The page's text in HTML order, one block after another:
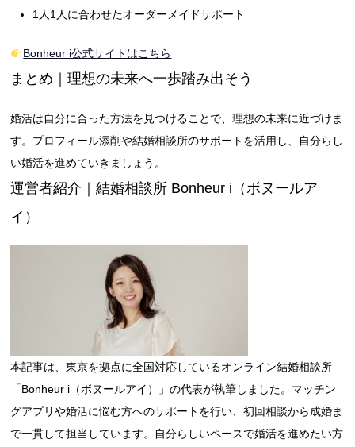
1人1人に合わせたオーダーメイドサポート
Bonheur i公式サイトはこちら
まとめ｜理想の未来へ一歩踏み出そう
婚活は自分に合った方法を見つけることで、理想の未来に近づけま
す。プロフィール添削や結婚相談所のサポートを活用し、自分らし
い婚活を進めていきましょう。
運営者紹介｜結婚相談所 Bonheur i（ボヌールア
イ）
本記事は、東京を拠点に全国対応しているオンライン結婚相談所
「Bonheur i（ボヌールアイ）」の代表が執筆しました。マッチン
グアプリや婚活に悩む方へのサポートを行い、初回相談から成婚ま
で一貫して担当しています。自分らしいペースで婚活を進めたい方